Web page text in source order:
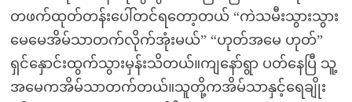
တဖက်ထုတ်တန်းပေါ်တင်ရတော့တယ် “ကဲသမီးသွားသွား
မေမေအိမ်သာတက်လိုက်အုံးမယ်” “ဟုတ်အမေ ဟုတ်”
ရှင်နှောင်းထွက်သွားမှန်းသိတယ်။ကျနော်ရွာ ပတ်နေပြီ သူ့
အမေကအိမ်သာတက်တယ်။သူတို့ကအိမ်သာနှင့်ရေချိုး